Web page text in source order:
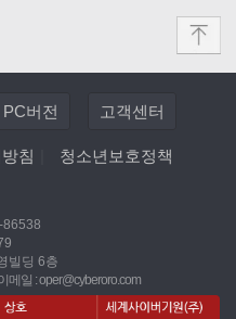
PC버전 고객센터
침 청소년보호정책
86538
빌딩 6층
메일 :oper@cyberoro.com